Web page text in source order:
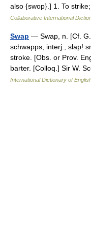
also {swop}.] 1. To
Collaborative International
Swap — Swap, n. [Cf. G.
schwapps, interj., slap!
stroke. [Obs. or Prov.
barter. [Colloq.] Sir W.
International Dictionary of